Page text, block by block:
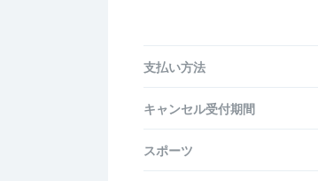
支払い方法
キャンセル受付期間
スポーツ